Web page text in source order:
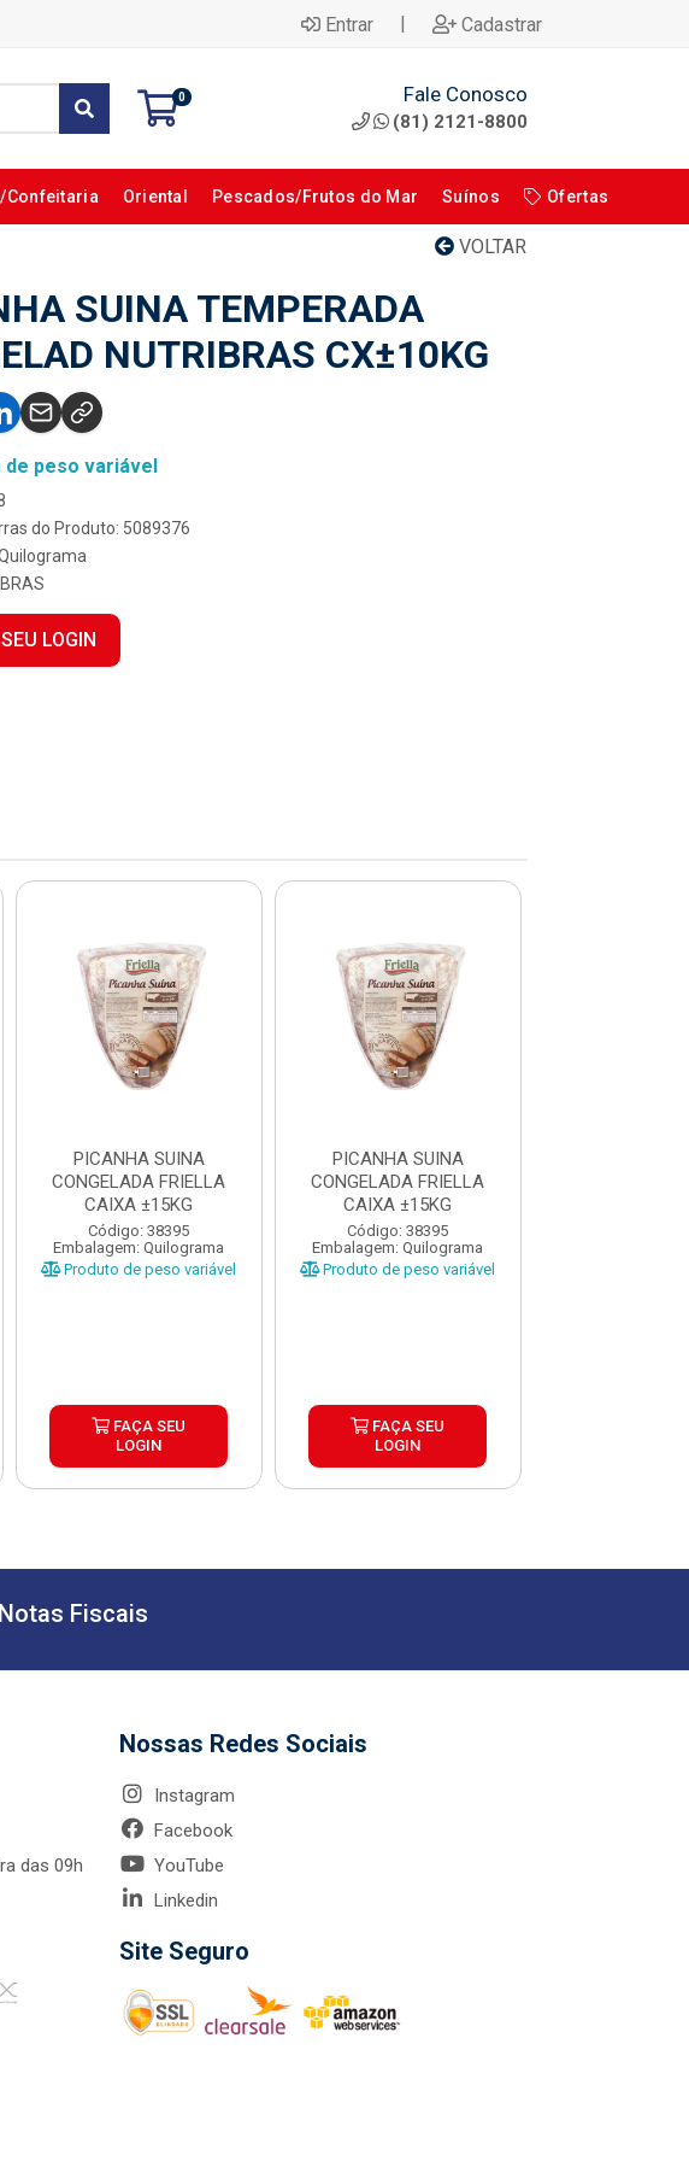
Entrar | Cadastrar
0 Fale Conosco
(81) 2121-8800
Confeitaria Oriental Pescados/Frutos do Mar Suínos Ofertas
VOLTAR
SUINA TEMPERADA
NUTRIBRAS CX±10KG
de peso variável
do Produto: 5089376
LOGIN
PICANHA SUINA
CONGELADA FRIELLA
CAIXA ±15KG
Código: 38395
Embalagem: Quilograma
Produto de peso variável
FAÇA SEU
LOGIN
PICANHA SUINA
CONGELADA FRIELLA
CAIXA ±15KG
Código: 38395
Embalagem: Quilograma
Produto de peso variável
FAÇA SEU
LOGIN
Notas Fiscais
das 09h
Nossas Redes Sociais
Instagram
Facebook
YouTube
Linkedin
Site Seguro